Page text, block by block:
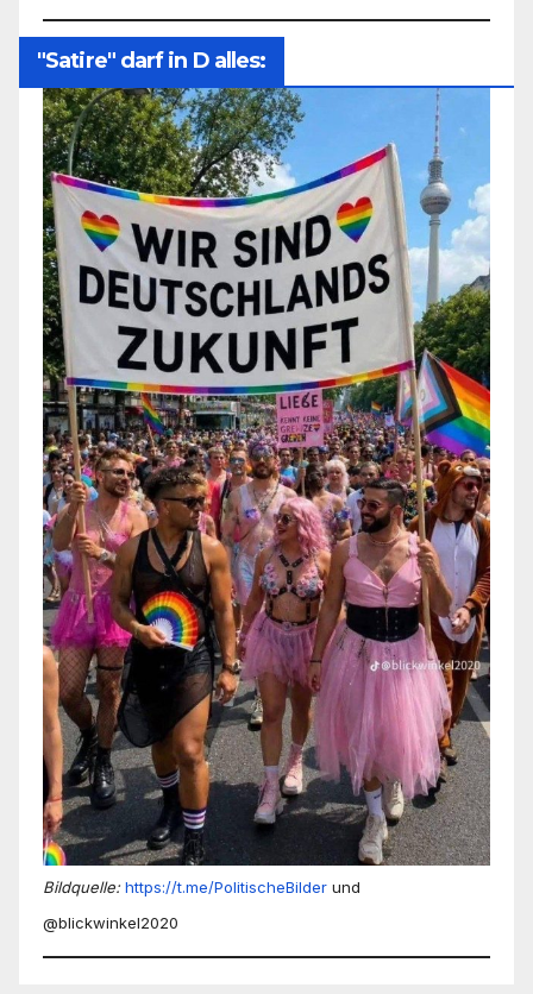
"Satire" darf in D alles:
Bildquelle: https://t.me/PolitischeBilder und
@blickwinkel2020